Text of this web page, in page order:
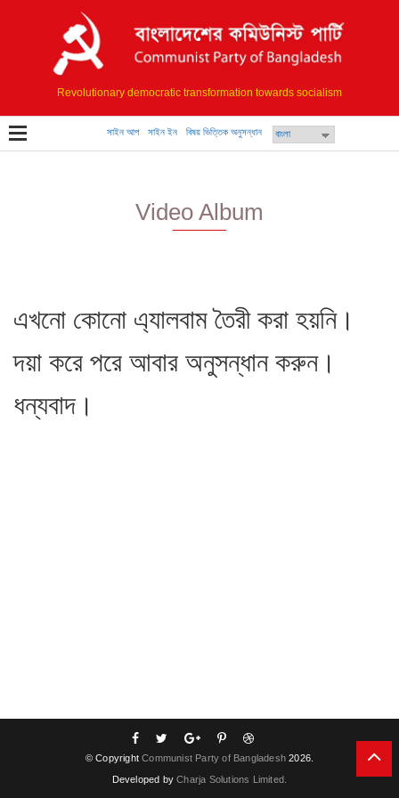
Revolutionary democratic transformation towards socialism
সাইন আপ সাইন ইন বিষয় ভিত্তিক অনুসন্ধান
Video Album
এখনো কোনো এ্যালবাম তৈরী করা হয়নি।
দয়া করে পরে আবার অনুসন্ধান করুন।
ধন্যবাদ।
© CopyrightCommunist Party of Bangladesh 2026.
Developed byCharja Solutions Limited.